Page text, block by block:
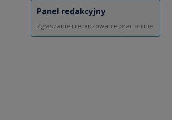
Panel redakcyjny
Zgłaszanie i recenzowanie prac online